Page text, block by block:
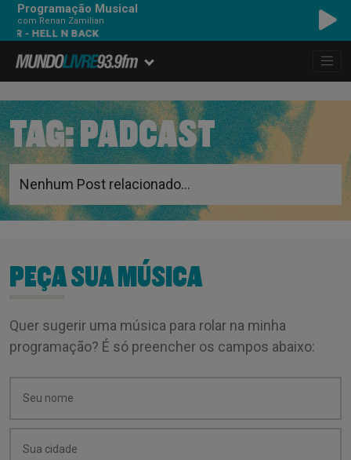
Programação Musical
com Renan Zamilian
- HELL N BACK
TAG: PADCAST
Nenhum Post relacionado...
PEÇA SUA MÚSICA
Quer sugerir uma música para rolar na minha
programação? É só preencher os campos abaixo: